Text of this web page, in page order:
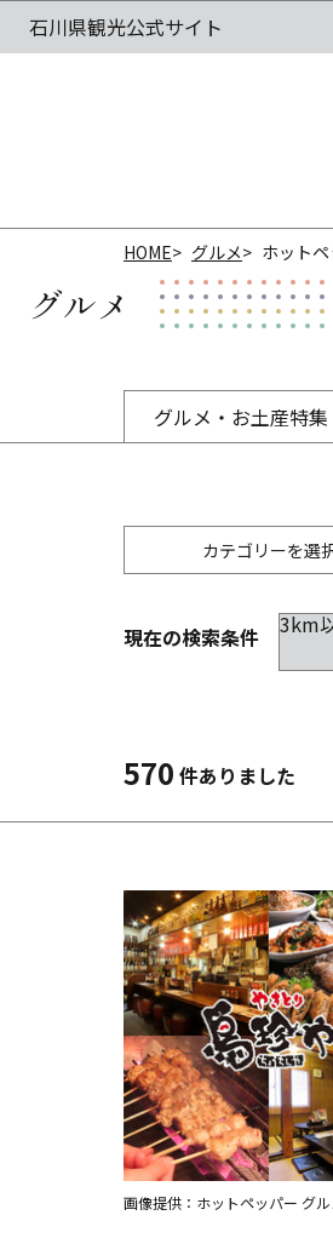
HOME グルメ ホット
グルメ
グルメ・お土産特集
カテゴリーを選
居酒屋
韓国料理
その他グルメ
金沢(片町･香林坊･
金沢市他・野々市・
未選択
現在の検索条件 3km
570 件ありました
画像提供：ホットペッパー グル